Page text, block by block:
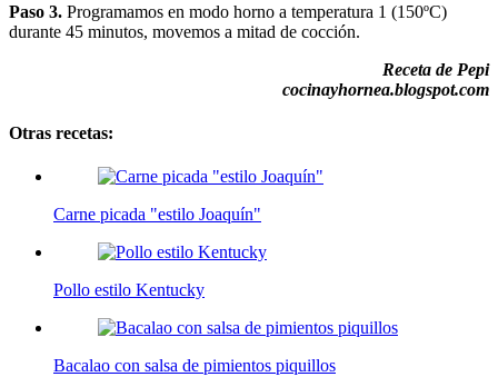
Paso 3. Programamos en modo horno a temperatura 1 (150ºC)
durante 45 minutos, movemos a mitad de cocción.
Receta de Pepi
cocinayhornea.blogspot.com
Otras recetas:
Carne picada "estilo Joaquín"
Pollo estilo Kentucky
Bacalao con salsa de pimientos piquillos